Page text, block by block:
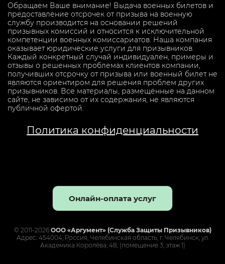
Обращаем Ваше внимание! Выдача военных билетов и
предоставление отсрочек от призыва на военную
службу производится на основании решений
призывных комиссий и относится к исключительной
компетенции военных комиссариатов. Наша компания
оказывает юридические услуги для призывников.
Каждый конкретный случай индивидуален, примеры и
отзывы о решенных проблемах клиентов компании,
получивших отсрочку от призыва или военный билет не
являются ориентиром для решения проблем других
призывников. Все материалы, размещённые на данном
сайте, не зависимо от их содержания, не являются
публичной офертой.
Политика конфиденциальности
© 2011-2026 ООО «Аргумент» (Служба Защиты Призывников)
Адрес: 454004, Россия, Челябинская область, г. Челябинск, ул.
Академика Королёва, 48, (помещение 3, этаж 1)
Онлайн-оплата услуг